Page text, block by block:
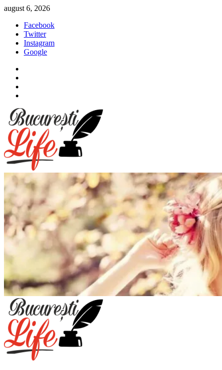
Sari
conținut
august 6, 2026
Facebook
Twitter
Instagram
Google
Meniu
principal